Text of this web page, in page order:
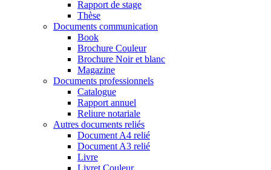
Rapport de stage
Thèse
Documents communication
Book
Brochure Couleur
Brochure Noir et blanc
Magazine
Documents professionnels
Catalogue
Rapport annuel
Reliure notariale
Autres documents reliés
Document A4 relié
Document A3 relié
Livre